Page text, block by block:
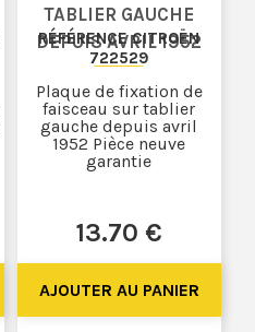
TABLIER GAUCHE
DEPUIS AVRIL 1952
RÉFÉRENCE CITROËN
722529
13.70 €
Plaque de fixation de
faisceau sur tablier
gauche depuis avril
1952 Pièce neuve
garantie